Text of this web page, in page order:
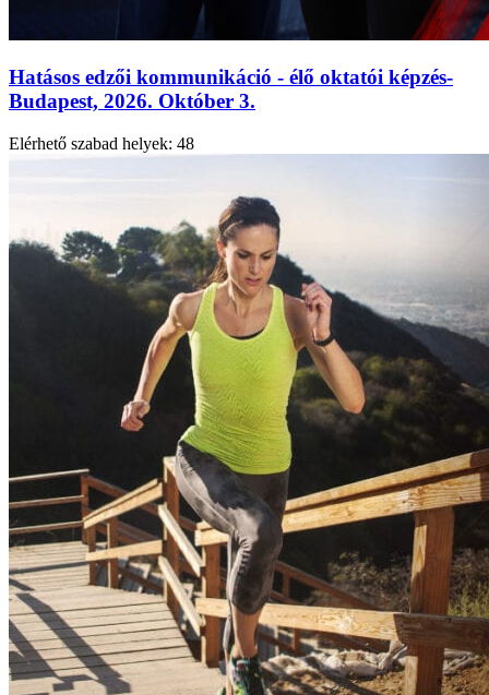
Hatásos edzői kommunikáció - élő oktatói képzés-
Budapest, 2026. Október 3.
Elérhető szabad helyek: 48